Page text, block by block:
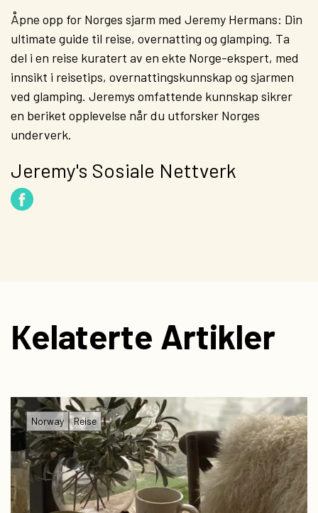
Åpne opp for Norges sjarm med Jeremy Hermans: Din
ultimate guide til reise, overnatting og glamping. Ta
del i en reise kuratert av en ekte Norge-ekspert, med
innsikt i reisetips, overnattingskunnskap og sjarmen
ved glamping. Jeremys omfattende kunnskap sikrer
en beriket opplevelse når du utforsker Norges
underverk.
Jeremy's Sosiale Nettverk
Кelaterte Artikler
Norway Reise